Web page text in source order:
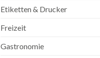
Etiketten & Drucker
Freizeit
Gastronomie